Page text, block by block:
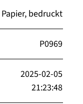
Papier, bedruckt
P0969
2025-02-05
21:23:48